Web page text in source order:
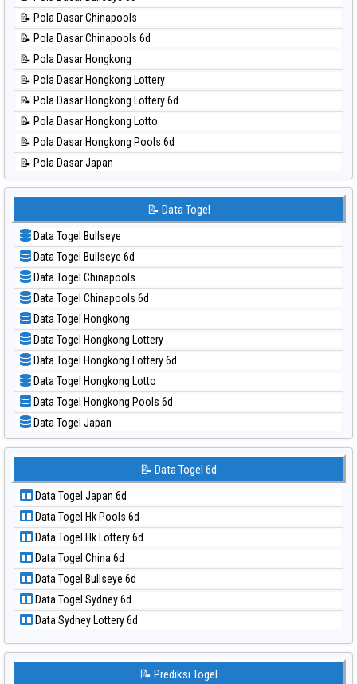
📊 Statistik Nagoya
📊 Statistik New York Midday
📊 Statistik North Carolina Day
📊 Statistik Pcso
📊 Statistik Pennsylvania Day
📊 Statistik Sao Paulo
📊 Statistik Singapore
📊 Statistik Sydney
📊 Statistik Sydney Lottery
📊 Statistik Sydney Lottery 6d
📊 Statistik Sydney Pools 6d
📊 Statistik Taipei
📊 Statistik Taiwan
📝 Pola Dasar Chinapools
📝 Pola Dasar Chinapools 6d
📝 Pola Dasar Hongkong
📝 Pola Dasar Hongkong Lottery
📝 Pola Dasar Hongkong Lottery 6d
📝 Pola Dasar Hongkong Lotto
📝 Pola Dasar Hongkong Pools 6d
📝 Pola Dasar Japan
📝 Pola Dasar Japan 6d
📝 Pola Dasar Kuda Lari
📝 Pola Dasar Magnum Cambodia
📝 Pola Dasar Nagoya
📝 Pola Dasar North Carolina Day
📝 Pola Dasar Pcso
📝 Pola Dasar Sao Paulo
📝 Pola Dasar Singapore
📝 Pola Dasar Sydney
📝 Pola Dasar Sydney Lottery
📝 Pola Dasar Sydney Lottery 6d
📝 Pola Dasar Sydney Lotto
📝 Pola Dasar Sydney Pools 6d
📝 Pola Dasar Taiwan
📝 Data Togel
Data Togel Bullseye
Data Togel Bullseye 6d
Data Togel Chinapools
Data Togel Chinapools 6d
Data Togel Hongkong
Data Togel Hongkong Lottery
Data Togel Hongkong Lottery 6d
Data Togel Hongkong Lotto
Data Togel Hongkong Pools 6d
Data Togel Japan
Data Togel Japan 6d
Data Togel Kuda Lari
Data Togel Magnum Cambodia
Data Togel Nagoya
Data Togel North Carolina Day
Data Togel Pcso
Data Togel Sao Paulo
Data Togel Singapore
Data Togel Sydney
Data Togel Sydney Lottery
Data Togel Sydney Lottery 6d
📝 Data Togel 6d
Data Togel Japan 6d
Data Togel Hk Pools 6d
Data Togel Hk Lottery 6d
Data Togel China 6d
Data Togel Bullseye 6d
Data Togel Sydney 6d
Data Sydney Lottery 6d
📝 Prediksi Togel